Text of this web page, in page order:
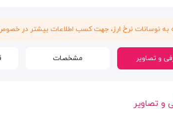
به نوسانات نرخ ارز، جهت کسب اطلاعات بیشتر در
و تصاویر مشخصات
و تصاویر